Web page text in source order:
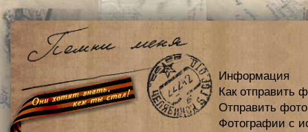
Информация
Как отправить
Отправить
Фотографии с